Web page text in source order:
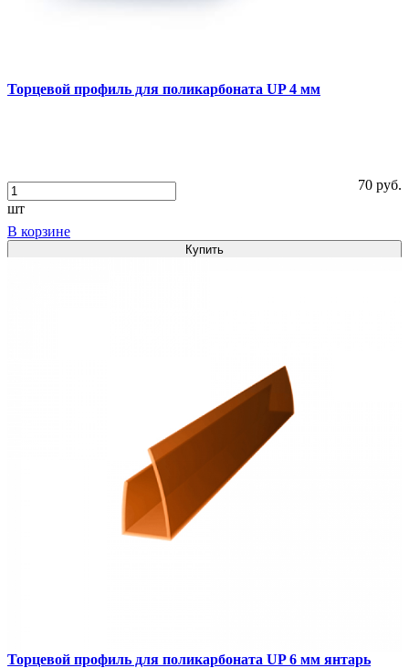
Торцевой профиль для поликарбоната UP 4 мм
70 руб.
шт
В корзине
Купить
1
Торцевой профиль для поликарбоната UP 6 мм янтарь